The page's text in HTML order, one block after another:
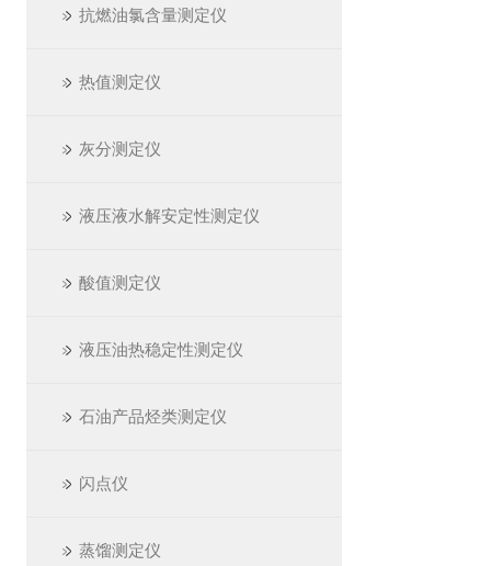
抗燃油氯含量测定仪
热值测定仪
灰分测定仪
液压液水解安定性测定仪
酸值测定仪
液压油热稳定性测定仪
石油产品烃类测定仪
闪点仪
蒸馏测定仪